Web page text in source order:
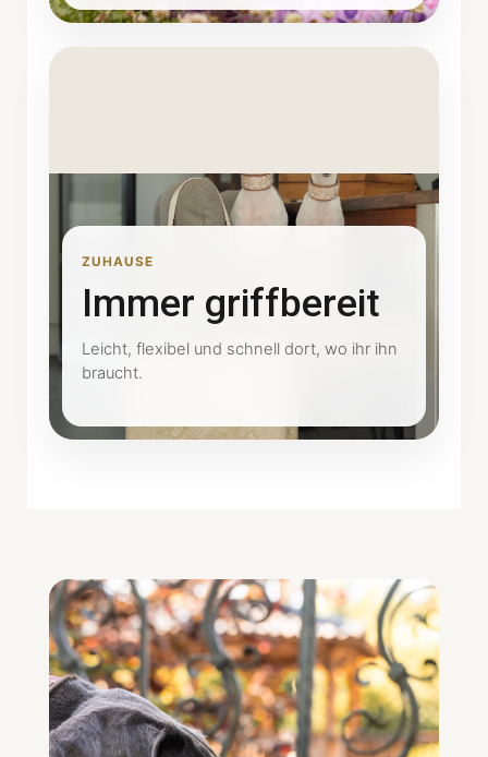
ZUHAUSE
Immer griffbereit
Leicht, flexibel und schnell dort, wo ihr ihn
braucht.